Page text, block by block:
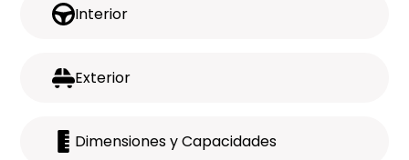
Interior
Exterior
Dimensiones y Capacidades